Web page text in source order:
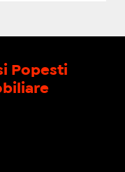
Popesti